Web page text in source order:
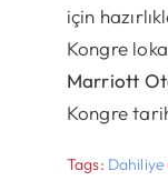
için
Kongre
Marriott
Kongre
Tags: Dahiliye